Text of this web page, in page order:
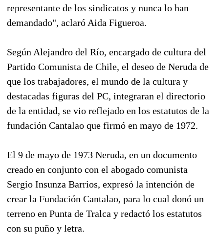
representante de los sindicatos y nunca lo han
demandado", aclaró Aida Figueroa.
Según Alejandro del Río, encargado de cultura del
Partido Comunista de Chile, el deseo de Neruda de
que los trabajadores, el mundo de la cultura y
destacadas figuras del PC, integraran el directorio
de la entidad, se vio reflejado en los estatutos de la
fundación Cantalao que firmó en mayo de 1972.
El 9 de mayo de 1973 Neruda, en un documento
creado en conjunto con el abogado comunista
Sergio Insunza Barrios, expresó la intención de
crear la Fundación Cantalao, para lo cual donó un
terreno en Punta de Tralca y redactó los estatutos
con su puño y letra.